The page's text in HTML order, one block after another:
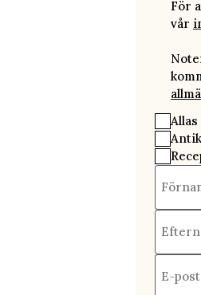
För
vår
Allas
E-post